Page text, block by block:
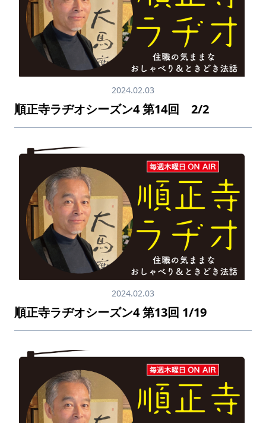
2024.02.03
順正寺ラヂオシーズン4 第14回 2/2
2024.02.03
順正寺ラヂオシーズン4 第13回 1/19